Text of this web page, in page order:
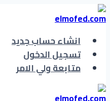
التجاوز
إلى
المحتوىانشاء حساب جديد
تسجيل الدخول
متابعة ولي الامر